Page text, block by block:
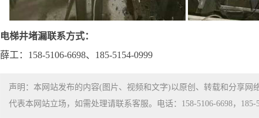
电梯井堵漏联系方式：
薛工：158-5106-6698、185-5154-0999
声明：本网站发布的内容(图片、视频和文字)以原创、转载和分享
代表本网站立场，如需处理请联系客服。电话：158-5106-6698，185-